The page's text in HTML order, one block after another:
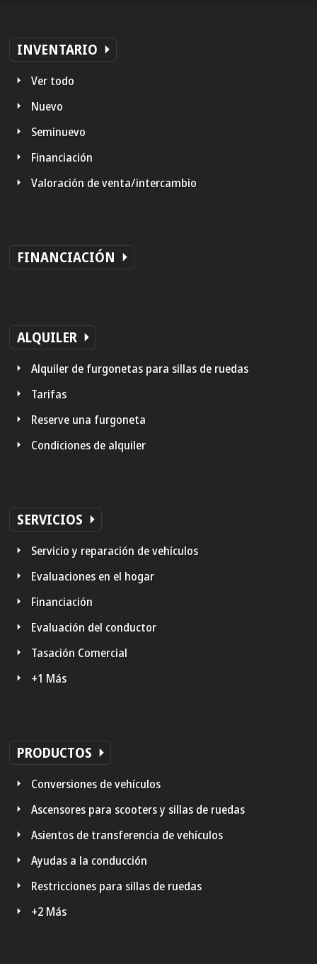
INVENTARIO
Ver todo
Nuevo
Seminuevo
Financiación
Valoración de venta/intercambio
FINANCIACIÓN
ALQUILER
Alquiler de furgonetas para sillas de ruedas
Tarifas
Reserve una furgoneta
Condiciones de alquiler
SERVICIOS
Servicio y reparación de vehículos
Evaluaciones en el hogar
Financiación
Evaluación del conductor
Tasación Comercial
+1 Más
PRODUCTOS
Conversiones de vehículos
Ascensores para scooters y sillas de ruedas
Asientos de transferencia de vehículos
Ayudas a la conducción
Restricciones para sillas de ruedas
+2 Más